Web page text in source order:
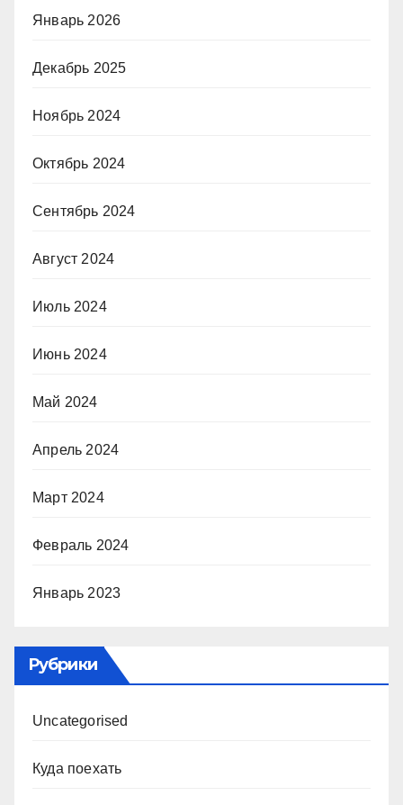
Январь 2026
Декабрь 2025
Ноябрь 2024
Октябрь 2024
Сентябрь 2024
Август 2024
Июль 2024
Июнь 2024
Май 2024
Апрель 2024
Март 2024
Февраль 2024
Январь 2023
Рубрики
Uncategorised
Куда поехать